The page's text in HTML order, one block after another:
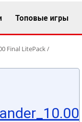
Топовые игры
Final LitePack /